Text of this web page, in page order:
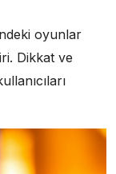
oyunlar
Dikkat ve